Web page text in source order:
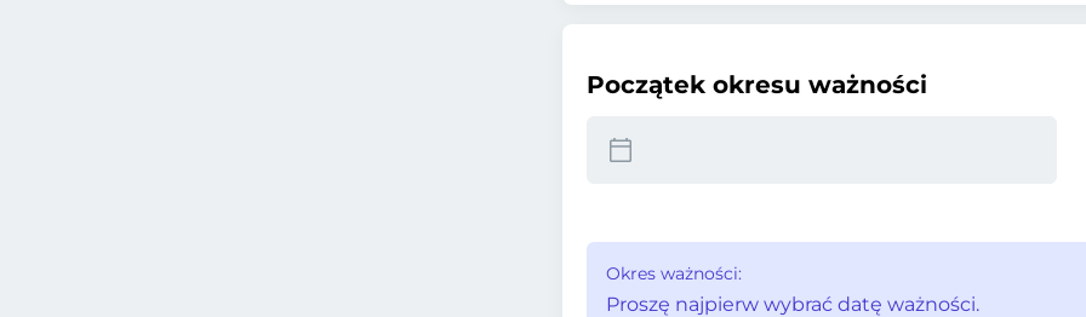
Początek okresu ważności
Okres ważności:
Proszę najpierw wybrać datę ważności.